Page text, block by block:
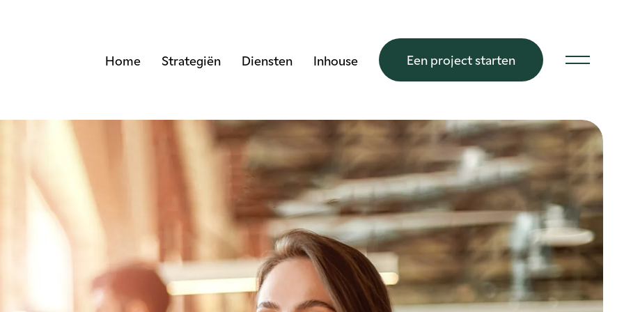
Home Strategiën Diensten Inhouse Een project starten